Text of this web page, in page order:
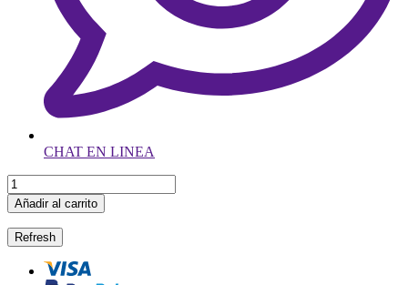
CHAT EN LINEA
Añadir al carrito